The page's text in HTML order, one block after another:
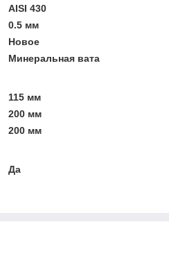
AISI 430
0.5 мм
Новое
Минеральная вата
115 мм
200 мм
200 мм
Да